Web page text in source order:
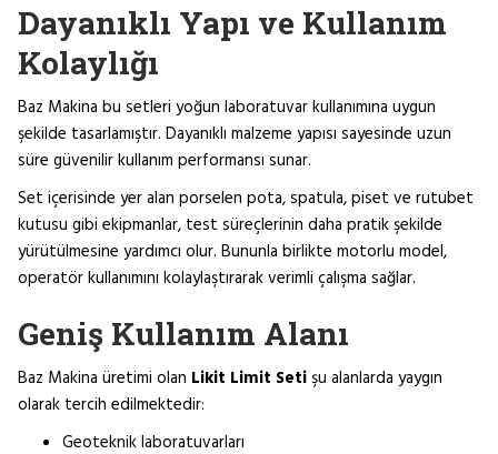
Dayanıklı Yapı ve Kullanım
Kolaylığı
Baz Makina bu setleri yoğun laboratuvar kullanımına uygun
şekilde tasarlamıştır. Dayanıklı malzeme yapısı sayesinde uzun
süre güvenilir kullanım performansı sunar.
Set içerisinde yer alan porselen pota, spatula, piset ve rutubet
kutusu gibi ekipmanlar, test süreçlerinin daha pratik şekilde
yürütülmesine yardımcı olur. Bununla birlikte motorlu model,
operatör kullanımını kolaylaştırarak verimli çalışma sağlar.
Geniş Kullanım Alanı
Baz Makina üretimi olan Likit Limit Setişu alanlarda yaygın
olarak tercih edilmektedir:
Geoteknik laboratuvarları